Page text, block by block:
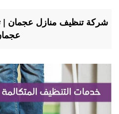
شركة تنظيف منازل عجمان